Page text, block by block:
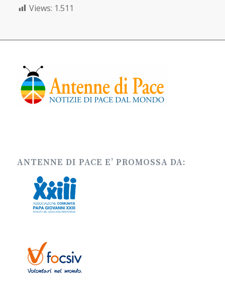
Views: 1.511
ANTENNE DI PACE E’ PROMOSSA DA: